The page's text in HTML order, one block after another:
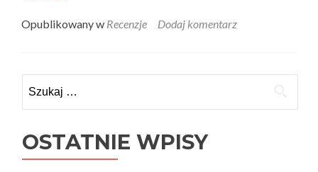
about
recenzuje
–
Opublikowany w Recenzje Dodaj komentarz
OSTATNIE WPISY